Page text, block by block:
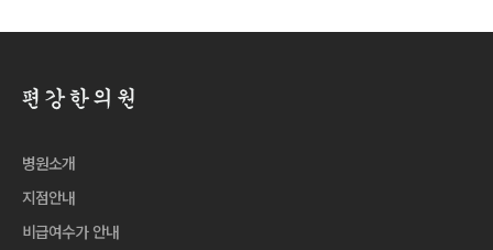
병원소개
지점안내
비급여수가 안내